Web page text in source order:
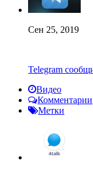
Сен 25, 2019
Telegram
Видео
Комментарии
Метки